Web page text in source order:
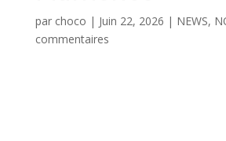
par choco | Juin 22, 2026 | NEWS,
commentaires